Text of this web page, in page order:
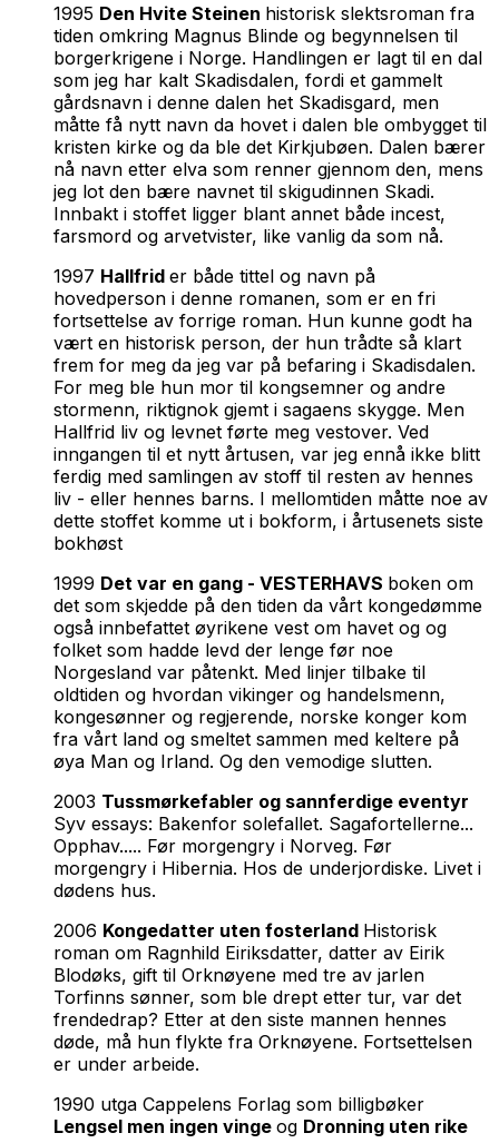
1995 Den Hvite Steinen historisk slektsroman fra
tiden omkring Magnus Blinde og begynnelsen til
borgerkrigene i Norge. Handlingen er lagt til en dal
som jeg har kalt Skadisdalen, fordi et gammelt
gårdsnavn i denne dalen het Skadisgard, men
måtte få nytt navn da hovet i dalen ble ombygget til
kristen kirke og da ble det Kirkjubøen. Dalen bærer
nå navn etter elva som renner gjennom den, mens
jeg lot den bære navnet til skigudinnen Skadi.
Innbakt i stoffet ligger blant annet både incest,
farsmord og arvetvister, like vanlig da som nå.
1997 Hallfrid er både tittel og navn på
hovedperson i denne romanen, som er en fri
fortsettelse av forrige roman. Hun kunne godt ha
vært en historisk person, der hun trådte så klart
frem for meg da jeg var på befaring i Skadisdalen.
For meg ble hun mor til kongsemner og andre
stormenn, riktignok gjemt i sagaens skygge. Men
Hallfrid liv og levnet førte meg vestover. Ved
inngangen til et nytt årtusen, var jeg ennå ikke blitt
ferdig med samlingen av stoff til resten av hennes
liv - eller hennes barns. I mellomtiden måtte noe av
dette stoffet komme ut i bokform, i årtusenets siste
bokhøst
1999 Det var en gang - VESTERHAVS boken om
det som skjedde på den tiden da vårt kongedømme
også innbefattet øyrikene vest om havet og og
folket som hadde levd der lenge før noe
Norgesland var påtenkt. Med linjer tilbake til
oldtiden og hvordan vikinger og handelsmenn,
kongesønner og regjerende, norske konger kom
fra vårt land og smeltet sammen med keltere på
øya Man og Irland. Og den vemodige slutten.
2003 Tussmørkefabler og sannferdige eventyr
Syv essays: Bakenfor solefallet. Sagafortellerne...
Opphav..... Før morgengry i Norveg. Før
morgengry i Hibernia. Hos de underjordiske. Livet i
dødens hus.
2006 Kongedatter uten fosterland Historisk
roman om Ragnhild Eiriksdatter, datter av Eirik
Blodøks, gift til Orknøyene med tre av jarlen
Torfinns sønner, som ble drept etter tur, var det
frendedrap? Etter at den siste mannen hennes
døde, må hun flykte fra Orknøyene. Fortsettelsen
er under arbeide.
1990 utga Cappelens Forlag som billigbøker
Lengsel men ingen vinge og Dronning uten rike